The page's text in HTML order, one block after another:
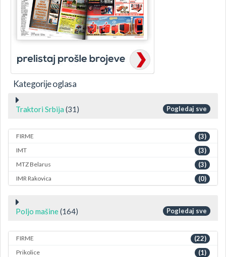
Kategorije oglasa
Traktori Srbija (31) Pogledaj sve
FIRME (3)
IMT (3)
MTZ Belarus (3)
IMR Rakovica (0)
Poljo mašine(164) Pogledaj sve
FIRME (22)
Prikolice (1)